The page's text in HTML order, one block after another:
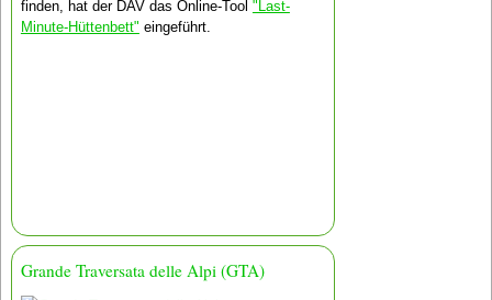
finden, hat der DAV das Online-Tool "Last-
Minute-Hüttenbett" eingeführt.
Grande Traversata delle Alpi (GTA)